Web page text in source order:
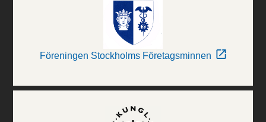
Föreningen Stockholms Företagsminnen